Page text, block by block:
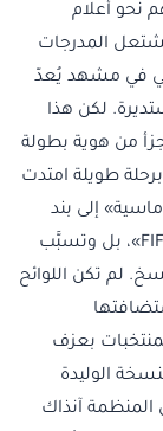
نحو أعلام
المدرجات
في مشهد يُعدّ
لكن هذا
من هوية بطولة
طويلة امتدت
إلى بند
صارم في لوائح الاتحاد الدولي لكرة القدم «FIFA»، بل وتسبَّب
لم تكن اللوائح
المنتخبات بعزف
الوليدة
المنظمة آنذاك